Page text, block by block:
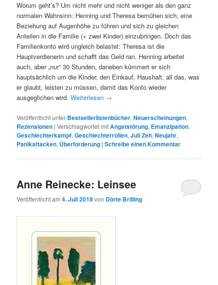
Worum geht’s? Um nicht mehr und nicht weniger als den ganz
normalen Wahnsinn: Henning und Theresa bemühen sich, eine
Beziehung auf Augenhöhe zu führen und sich zu gleichen
Anteilen in die Familie (+ zwei Kinder) einzubringen. Doch das
Familienkonto wird ungleich belastet: Theresa ist die
Hauptverdienerin und schafft das Geld ran. Henning arbeitet
auch, aber „nur“ 30 Stunden, daneben kümmert er sich
hauptsächlich um die Kinder, den Einkauf, Haushalt, all das, was
er glaubt, leisten zu müssen, damit das Konto wieder
ausgeglichen wird.Weiterlesen →
Veröffentlicht unter Bestsellerlistenbücher,Neuerscheinungen,
Rezensionen |Verschlagwortet mitAngststörung, Emanzipation,
Geschlechterkampf,Geschlechterrollen,Juli Zeh,Neujahr,
Panikattacken, Überforderung |Schreibe einen Kommentar
Anne Reinecke: Leinsee
Veröffentlicht am4. Juli 2018von Dörte Brilling